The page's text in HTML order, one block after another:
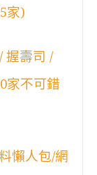
家)
握壽司 /
家不可錯
懶人包/網